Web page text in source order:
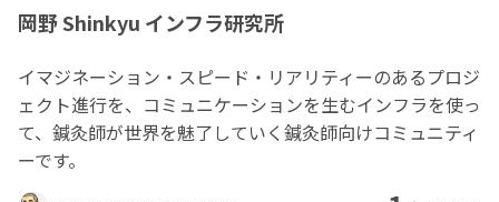
岡野 Shinkyu インフラ研究所
イマジネーション・スピード・リアリティーのあるプロジ
ェクト進行を、コミュニケーションを生むインフラを使っ
て、鍼灸師が世界を魅了していく鍼灸師向けコミュニティ
ーです。